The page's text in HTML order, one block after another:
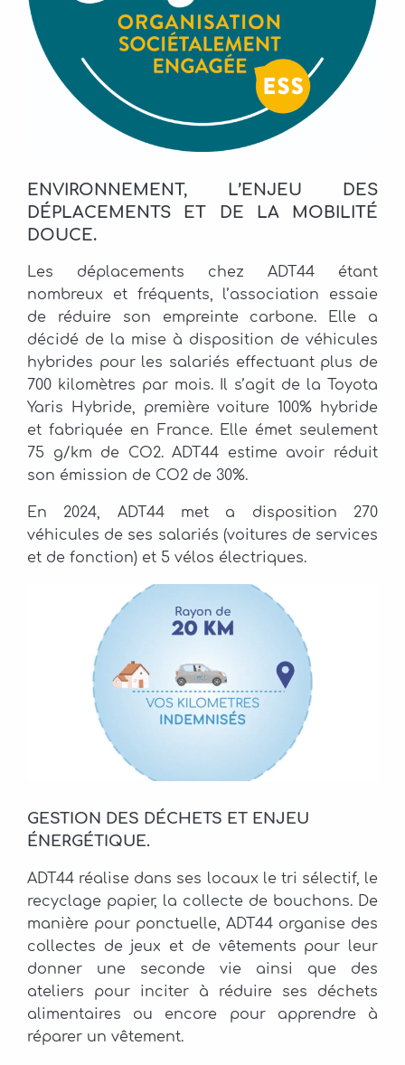
ENVIRONNEMENT, L’ENJEU DES
DÉPLACEMENTS ET DE LA MOBILITÉ
DOUCE.
Les déplacements chez ADT44 étant
nombreux et fréquents, l’association essaie
de réduire son empreinte carbone. Elle a
décidé de la mise à disposition de véhicules
hybrides pour les salariés effectuant plus de
700 kilomètres par mois. Il s’agit de la Toyota
Yaris Hybride, première voiture 100% hybride
et fabriquée en France. Elle émet seulement
75 g/km de CO2. ADT44 estime avoir réduit
son émission de CO2 de 30%.
En 2024, ADT44 met a disposition 270
véhicules de ses salariés (voitures de services
et de fonction) et 5 vélos électriques.
GESTION DES DÉCHETS ET ENJEU
ÉNERGÉTIQUE.
ADT44 réalise dans ses locaux le tri sélectif, le
recyclage papier, la collecte de bouchons. De
manière pour ponctuelle, ADT44 organise des
collectes de jeux et de vêtements pour leur
donner une seconde vie ainsi que des
ateliers pour inciter à réduire ses déchets
alimentaires ou encore pour apprendre à
réparer un vêtement.